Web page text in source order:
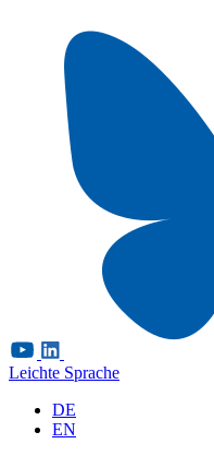
Leichte Sprache
DE
EN